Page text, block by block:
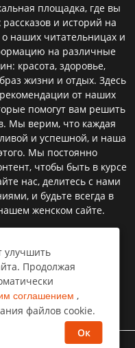
площадка, где вы
и историй на
наших читательницах и
на различные
красота, здоровье,
жизни и отдых. Здесь
от наших
помогут вам решить
Мы верим, что каждая
и успешной, и наша
Мы постоянно
чтобы быть в курсе
нас, делитесь с нами
и будьте всегда в
женском сайте.
улучшить
Продолжая
соглашением ,
файлов cookie.
Ок